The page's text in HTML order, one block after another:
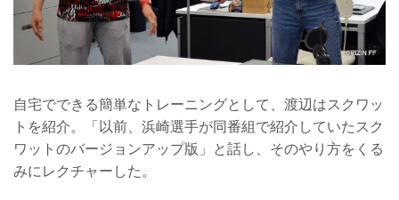
自宅でできる簡単なトレーニングとして、渡辺はスクワッ
トを紹介。「以前、浜崎選手が同番組で紹介していたスク
ワットのバージョンアップ版」と話し、そのやり方をくる
みにレクチャーした。